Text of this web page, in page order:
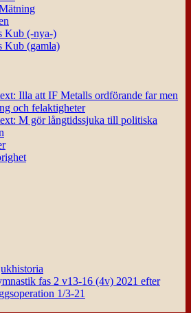
Kub (-nya-)
Kub (gamla)
Illa att IF Metalls ordförande far men
och felaktigheter
M gör långtidssjuka till politiska
fas 2 v13-16 (4v) 2021 efter
1/3-21